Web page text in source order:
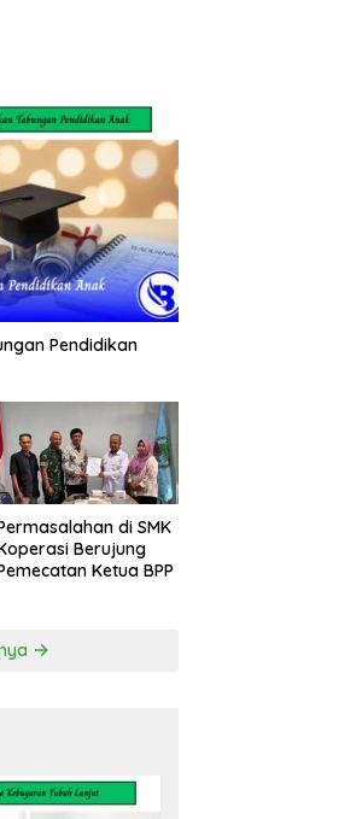
Pendidikan
di SMK
Berujung
Ketua BPP